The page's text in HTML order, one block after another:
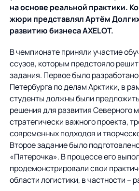
Управление перевозками
и транспортным парком
Интегрированное
планирование
Управление
контейнерным
терминалом
консалтинг
Автоматизация
процессов
Техническое оснащение
Постпроектное
сопровождение
Новости
Проекты
Проекты
Контакты
Контакты
Академия
Предложение для
учебных заведений
База знаний
База знаний
на основе реальной практики.
жюри представлял Артём
развитию бизнеса AXELOT.
В чемпионате приняли участие
ссузов, которым предстояло
задания. Первое было
Петербурга по делам Арктики, в
студенты должны были
решения для развития Северного
стратегически важного проекта,
современных подходов и
Второе задание было
«Пятерочка». В процессе его
продемонстрировали свои
области логистики, в частности –